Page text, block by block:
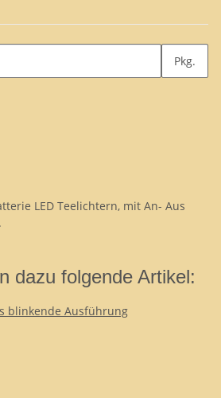
Pkg.
LED Teelichtern, mit An- Aus
dazu folgende Artikel: